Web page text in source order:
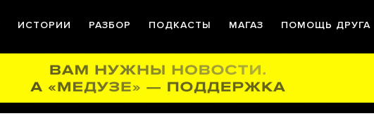
ИСТОРИИ РАЗБОР ПОДКАСТЫ МАГАЗ ПОМОЩЬ ДРУГА